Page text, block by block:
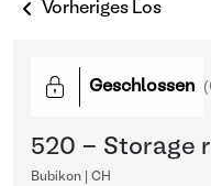
Vorheriges Los
Geschlossen (
520 - Storage
Bubikon | CH